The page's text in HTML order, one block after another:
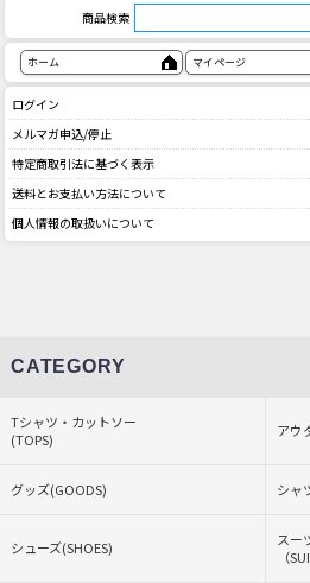
商品検索
ホーム マイページ
ログイン
メルマガ申込/停止
特定商取引法に基づく表示
送料とお支払い方法について
個人情報の取扱いについて
CATEGORY
Tシャツ・カットソー
(TOPS)
アウ
グッズ(GOODS) シャ
シューズ(SHOES)
スー
（